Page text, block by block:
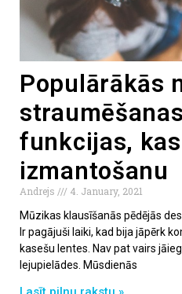
Populārākās
funkcijas,
izmantošanu
Andrejs
4. January, 2021
Mūzikas klausīšanās pēdējās
Ir pagājuši laiki, kad bija jāpērk
kasešu lentes. Nav pat vairs
lejupielādes. Mūsdienās